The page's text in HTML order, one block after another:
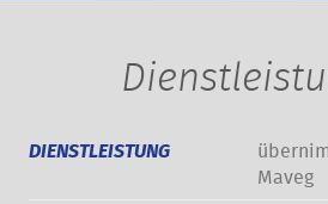
DIENSTLEISTUNG
Maveg